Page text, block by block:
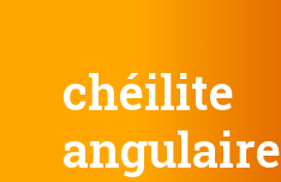
chéilite
angulaire